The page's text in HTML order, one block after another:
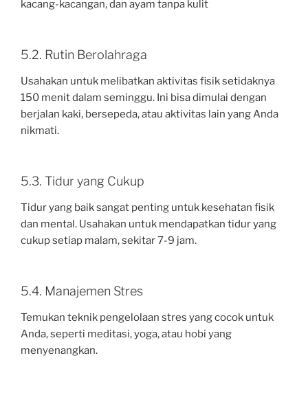
kacang-kacangan, dan ayam tanpa kulit
5.2. Rutin Berolahraga
Usahakan untuk melibatkan aktivitas fisik setidaknya
150 menit dalam seminggu. Ini bisa dimulai dengan
berjalan kaki, bersepeda, atau aktivitas lain yang Anda
nikmati.
5.3. Tidur yang Cukup
Tidur yang baik sangat penting untuk kesehatan fisik
dan mental. Usahakan untuk mendapatkan tidur yang
cukup setiap malam, sekitar 7-9 jam.
5.4. Manajemen Stres
Temukan teknik pengelolaan stres yang cocok untuk
Anda, seperti meditasi, yoga, atau hobi yang
menyenangkan.